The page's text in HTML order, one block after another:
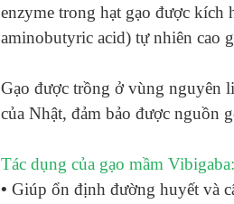
enzyme trong hạt gạo được kích
aminobutyric acid) tự nhiên cao
Gạo được trồng ở vùng nguyên
của Nhật, đảm bảo được nguồn
Tác dụng của gạo mầm Vibigaba:
• Giúp ổn định đường huyết và